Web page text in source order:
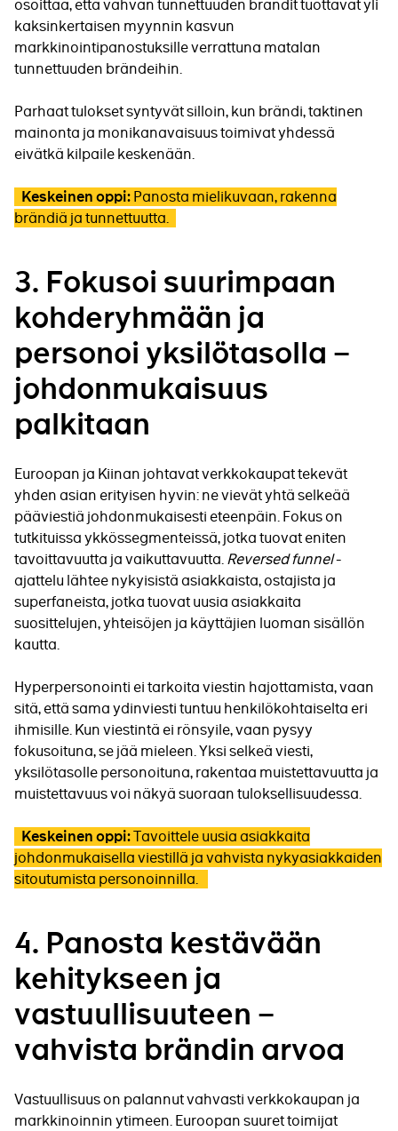
osoittaa, että vahvan tunnettuuden brändit tuottavat yli
kaksinkertaisen myynnin kasvun
markkinointipanostuksille verrattuna matalan
tunnettuuden brändeihin.
Parhaat tulokset syntyvät silloin, kun brändi, taktinen
mainonta ja monikanavaisuus toimivat yhdessä
eivätkä kilpaile keskenään.
Keskeinen oppi: Panosta mielikuvaan,rakenna
brändiä ja tunnettuutta.
3. Fokusoi suurimpaan
kohderyhmään ja
personoi yksilötasolla –
johdonmukaisuus
palkitaan
Euroopan ja Kiinan johtavat verkkokaupat tekevät
yhden asian erityisen hyvin: ne vievät yhtä selkeää
pääviestiä johdonmukaisesti eteenpäin. Fokus on
tutkituissa ykkössegmenteissä, jotka tuovat eniten
tavoittavuutta ja vaikuttavuutta.Reversed funnel-
ajattelu lähtee nykyisistä asiakkaista, ostajista ja
superfaneista, jotka tuovat uusia asiakkaita
suosittelujen, yhteisöjen ja käyttäjien luoman sisällön
kautta.
Hyperpersonointi ei tarkoita viestin hajottamista, vaan
sitä, että sama ydinviesti tuntuu henkilökohtaiselta eri
ihmisille. Kun viestintä ei rönsyile, vaan pysyy
fokusoituna, se jää mieleen. Yksi selkeä viesti,
yksilötasolle personoituna, rakentaa muistettavuutta ja
muistettavuus voi näkyä suoraan tuloksellisuudessa.
Keskeinen oppi:Tavoittele uusia asiakkaita
johdonmukaisella viestillä ja vahvista nykyasiakkaiden
sitoutumista personoinnilla.
4. Panosta kestävään
kehitykseen ja
vastuullisuuteen –
vahvista brändin arvoa
Vastuullisuus on palannut vahvasti verkkokaupan ja
markkinoinnin ytimeen. Euroopan suuret toimijat